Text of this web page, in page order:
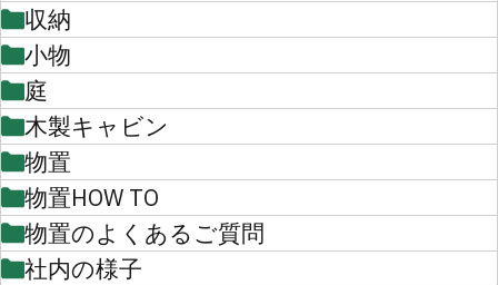
収納
小物
庭
木製キャビン
物置
物置HOW TO
物置のよくあるご質問
社内の様子